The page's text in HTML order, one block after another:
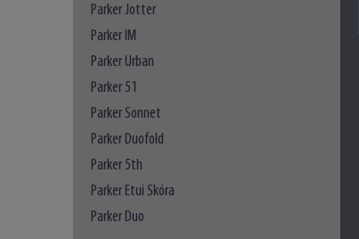
Parker Jotter
Parker IM
Parker Urban
Parker 51
Parker Sonnet
Parker Duofold
Parker 5th
Parker Etui Skóra
Parker Duo